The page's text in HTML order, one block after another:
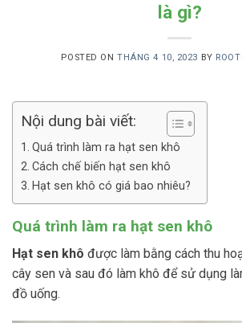
là gì?
POSTED ONTHÁNG 4 10, 2023 BY
Nội dung bài viết:
Quá trình làm ra hạt sen khô
Cách chế biến hạt sen khô
Hạt sen khô có giá bao nhiêu?
Quá trình làm ra hạt sen khô
Hạt sen khô được làm bằng cách thu
cây sen và sau đó làm khô để sử dụng
đồ uống.